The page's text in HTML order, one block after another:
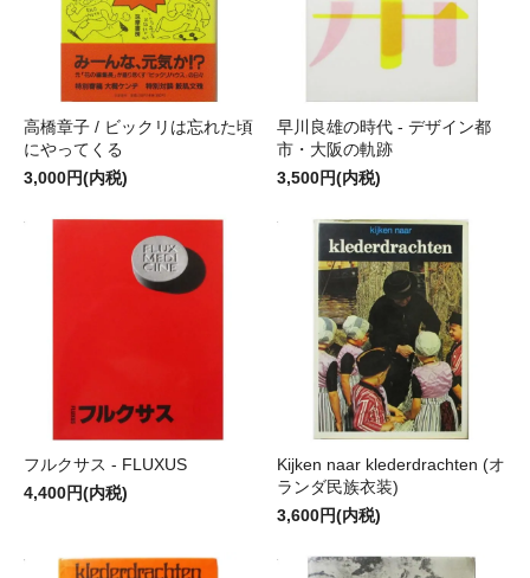
高橋章子 / ビックリは忘れた頃
にやってくる
3,000円(内税)
早川良雄の時代 - デザイン都
市・大阪の軌跡
3,500円(内税)
フルクサス - FLUXUS
4,400円(内税)
Kijken naar klederdrachten (オ
ランダ民族衣装)
3,600円(内税)